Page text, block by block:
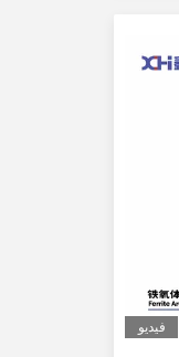
فيديو